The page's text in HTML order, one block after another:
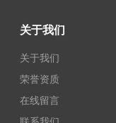
关于我们
关于我们
荣誉资质
在线留言